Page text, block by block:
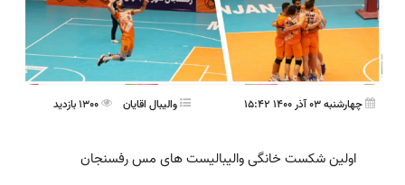
چهارشنبه 03 آذر 1400 15:42 واليبال اقايان
اولین شکست خانگی والیبالیست های مس رفسنجان